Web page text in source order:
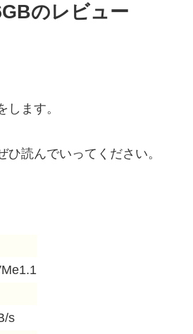
のレビュー
します。
読んでいってください。
s